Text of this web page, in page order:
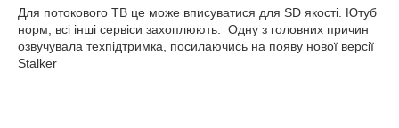
Для потокового ТВ це може вписуватися для SD якості. Ютуб
норм, всі інші сервіси захоплюють. Одну з головних причин
озвучувала техпідтримка, посилаючись на появу нової версії
Stalker